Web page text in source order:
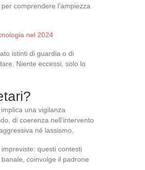
comprendere l’ampiezza
nel 2024
istinti di guardia o di
Niente eccessi, solo lo
implica una vigilanza
di coerenza nell’intervento
né lassismo.
questi contesti
coinvolge il padrone